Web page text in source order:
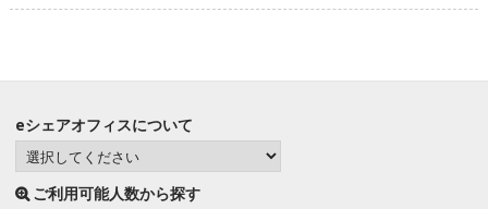
eシェアオフィスについて
ご利用可能人数から探す